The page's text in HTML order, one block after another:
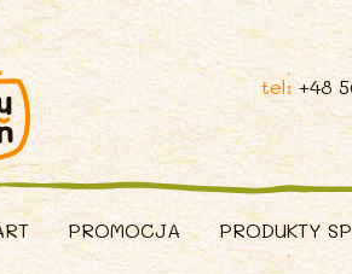
tel: +48
PROMOCJA PRODUKTY